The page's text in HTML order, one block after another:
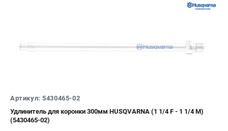
Артикул: 5430465-02
Удлинитель для коронки 300мм HUSQVARNA (1 1/4 F - 1 1/4 M)
(5430465-02)